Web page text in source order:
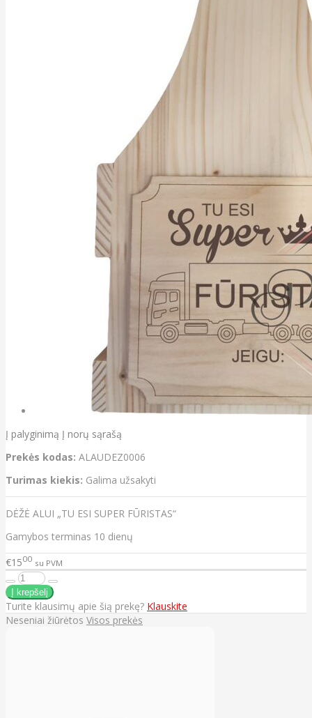
Į palyginimą Į norų sąrašą
Prekės kodas: ALAUDEZ0006
Turimas kiekis: Galima užsakyti
DĖŽĖ ALUI „TU ESI SUPER FŪRISTAS“
Gamybos terminas 10 dienų
€1500 su PVM
Turite klausimų apie šią prekę? Klauskite
Neseniai žiūrėtos Visos prekės